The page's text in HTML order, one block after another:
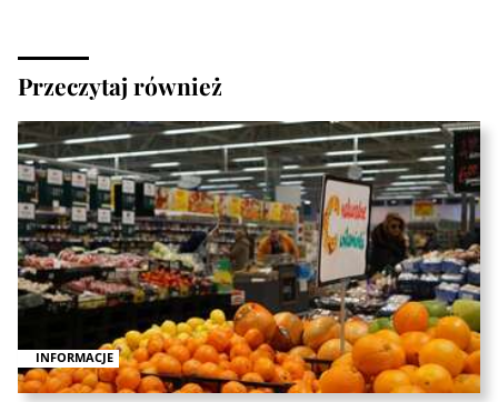
Przeczytaj również
INFORMACJE